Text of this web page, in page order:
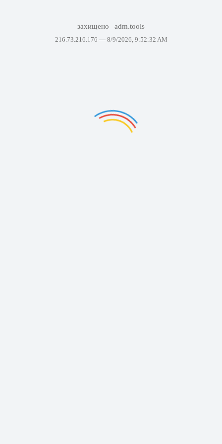
захищено adm.tools
216.73.216.176 — 8/9/2026, 9:52:32 AM